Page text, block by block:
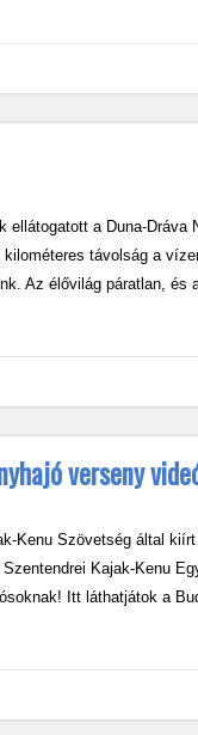
ellátogatott a Duna-
távolság a
Az élővilág páratlan,
verseny
Kenu Szövetség által
Kajak-Kenu
Itt láthatjátok a